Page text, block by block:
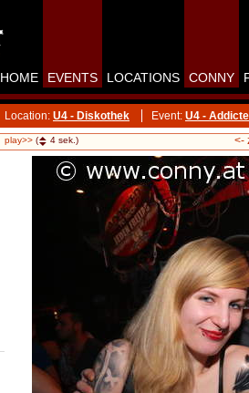
HOME EVENTS LOCATIONS CONNY
Location: U4 - Diskothek Event: U4 -
play>> ( 4 sek.) <-